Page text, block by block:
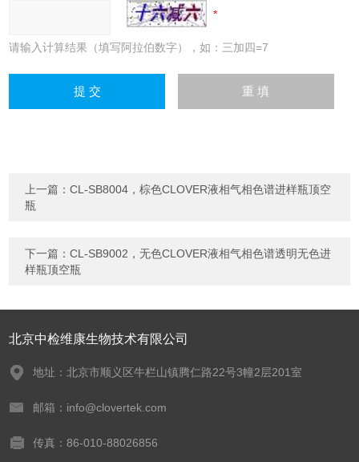
请输入计算结果（填写阿拉伯数字），如：三加四=7
上一篇：CL-SB8004，棕色CLOVER液相气相色谱进样瓶顶空
瓶
下一篇：CL-SB9002，无色CLOVER液相气相色谱透明无色进
样瓶顶空瓶
北京中检维康生物技术有限公司
地址：北京市顺义区牛栏山镇腾仁路22号3幢2层201室
邮箱：info@clovertek.com
传真：86-010-88026856